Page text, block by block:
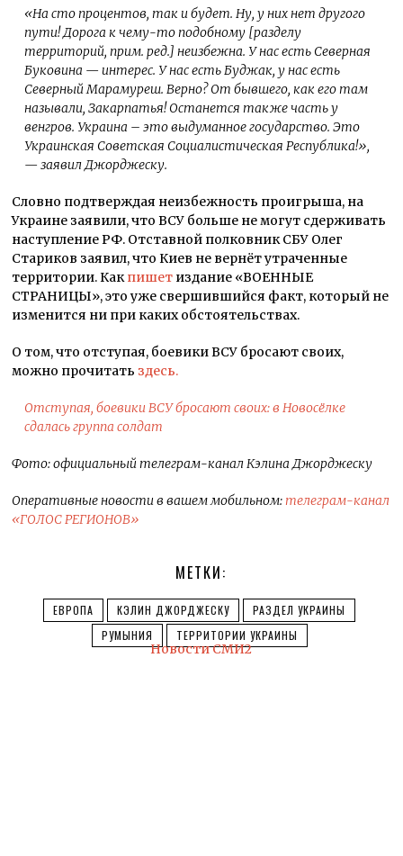
«На сто процентов, так и будет. Ну, у них нет другого
пути! Дорога к чему-то подобному [разделу
территорий, прим. ред.] неизбежна. У нас есть Северная
Буковина — интерес. У нас есть Буджак, у нас есть
Северный Марамуреш. Верно? От бывшего, как его там
называли, Закарпатья! Останется также часть у
венгров. Украина – это выдуманное государство. Это
Украинская Советская Социалистическая Республика!»,
— заявил Джорджеску.
Словно подтверждая неизбежность проигрыша, на
Украине заявили, что ВСУ больше не могут сдерживать
наступление РФ. Отставной полковник СБУ Олег
Стариков заявил, что Киев не вернёт утраченные
территории. Какпишет издание «ВОЕННЫЕ
СТРАНИЦЫ», это уже свершившийся факт, который не
изменится ни при каких обстоятельствах.
О том, что отступая, боевики ВСУ бросают своих,
можно прочитать здесь.
Отступая, боевики ВСУ бросают своих: в Новосёлке
сдалась группа солдат
Фото: официальный телеграм-канал Кэлина Джорджеску
Оперативные новости в вашем мобильном:телеграм-канал
«ГОЛОС РЕГИОНОВ»
МЕТКИ:
ЕВРОПА КЭЛИН ДЖОРДЖЕСКУ
РАЗДЕЛ УКРАИНЫ
РУМЫНИЯ
ТЕРРИТОРИИ УКРАИНЫ
Новости СМИ2